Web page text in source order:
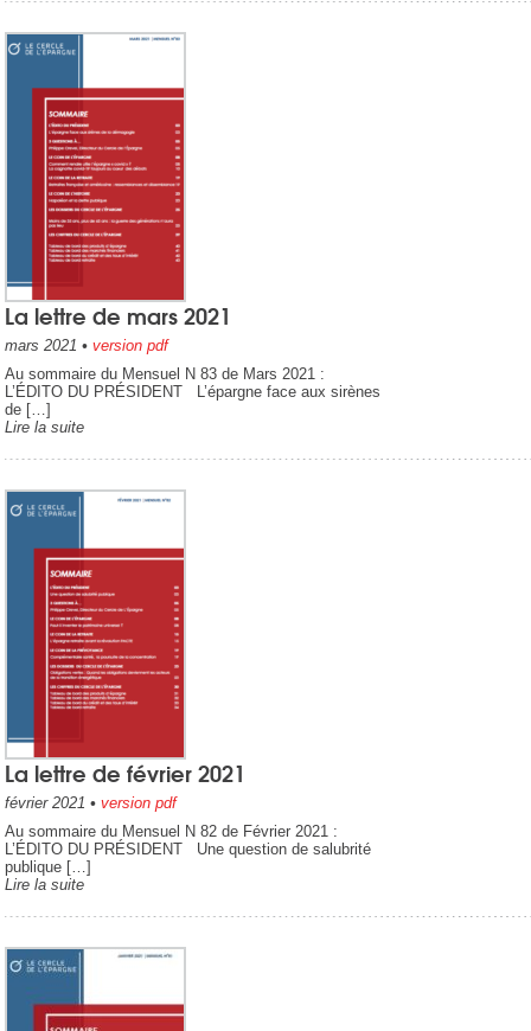
La lettre de mars 2021
mars 2021• version pdf
Au sommaire du Mensuel N 83 de Mars 2021 :
L’ÉDITO DU PRÉSIDENT L’épargne face aux sirènes
de […]
Lire la suite
La lettre de février 2021
février 2021• version pdf
Au sommaire du Mensuel N 82 de Février 2021 :
L’ÉDITO DU PRÉSIDENT Une question de salubrité
publique […]
Lire la suite